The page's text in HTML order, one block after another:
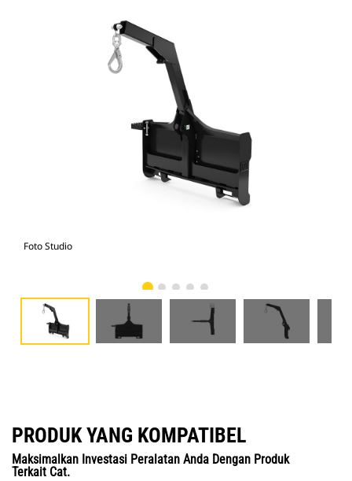
Foto Studio
PRODUK YANG KOMPATIBEL
Maksimalkan Investasi Peralatan Anda Dengan Produk
Terkait Cat.